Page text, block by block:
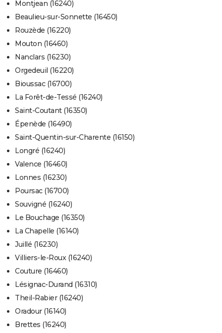
Montjean (16240)
Beaulieu-sur-Sonnette (16450)
Rouzède (16220)
Mouton (16460)
Nanclars (16230)
Orgedeuil (16220)
Bioussac (16700)
La Forêt-de-Tessé (16240)
Saint-Coutant (16350)
Épenède (16490)
Saint-Quentin-sur-Charente (16150)
Longré (16240)
Valence (16460)
Lonnes (16230)
Poursac (16700)
Souvigné (16240)
Le Bouchage (16350)
La Chapelle (16140)
Juillé (16230)
Villiers-le-Roux (16240)
Couture (16460)
Lésignac-Durand (16310)
Theil-Rabier (16240)
Oradour (16140)
Brettes (16240)